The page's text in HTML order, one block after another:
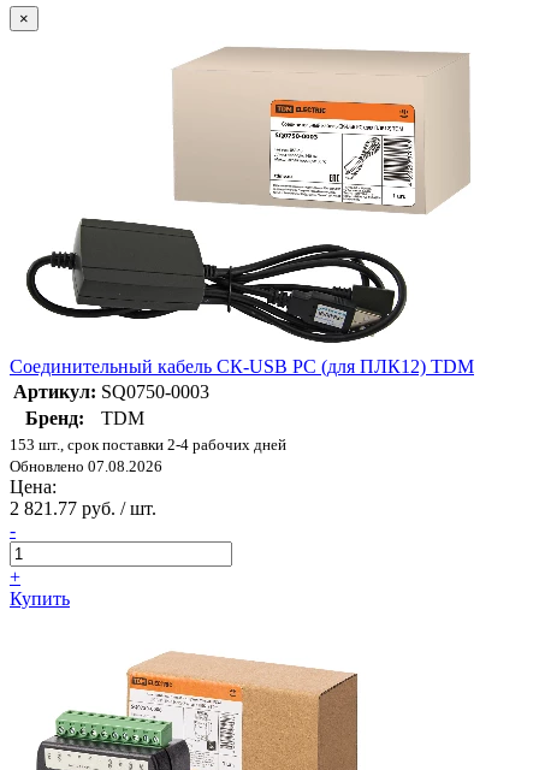
×
Соединительный кабель СК-USB PC (для ПЛК12) TDM
Артикул: SQ0750-0003
Бренд:
TDM
153 шт., срок поставки 2-4 рабочих дней
Обновлено 07.08.2026
Цена:
2 821.77 руб. / шт.
-
+
Купить